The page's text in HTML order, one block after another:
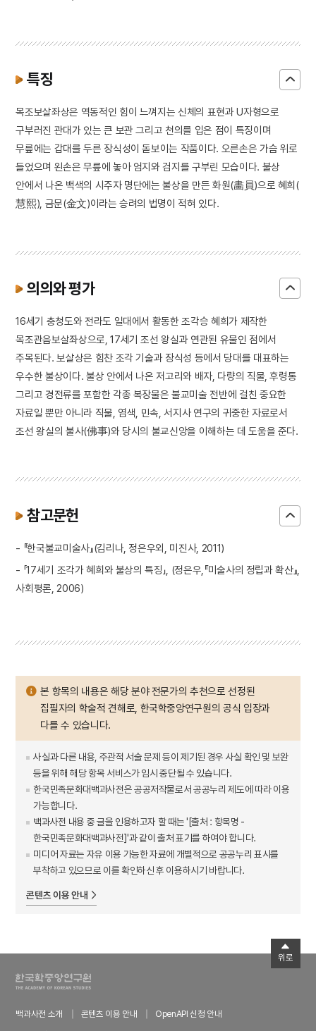
특징
목조보살좌상은 역동적인 힘이 느껴지는 신체의 표현과 U자형으로
구부러진 관대가 있는 큰 보관 그리고 천의를 입은 점이 특징이며
무릎에는 갑대를 두른 장식성이 돋보이는 작품이다. 오른손은 가슴 위로
들었으며 왼손은 무릎에 놓아 엄지와 검지를 구부린 모습이다. 불상
안에서 나온 백색의 시주자 명단에는 불상을 만든 화원(畵員)으로 혜희(
慧熙), 금문(金文)이라는 승려의 법명이 적혀 있다.
의의와 평가
16세기 충청도와 전라도 일대에서 활동한 조각승 혜희가 제작한
목조관음보살좌상으로, 17세기 조선 왕실과 연관된 유물인 점에서
주목된다. 보살상은 힘찬 조각 기술과 장식성 등에서 당대를 대표하는
우수한 불상이다. 불상 안에서 나온 저고리와 배자, 다량의 직물, 후령통
그리고 경전류를 포함한 각종 복장물은 불교미술 전반에 걸친 중요한
자료일 뿐만 아니라 직물, 염색, 민속, 서지사 연구의 귀중한 자료로서
조선 왕실의 불사(佛事)와 당시의 불교신앙을 이해하는 데 도움을 준다.
참고문헌
- 『한국불교미술사』(김리나, 정은우외, 미진사, 2011)
- 「17세기 조각가 혜희와 불상의 특징」, (정은우,『미술사의 정립과 확산』,
사회평론, 2006)
본 항목의 내용은 해당 분야 전문가의 추천으로 선정된
집필자의 학술적 견해로, 한국학중앙연구원의 공식 입장과
다를 수 있습니다.
사실과 다른 내용, 주관적 서술 문제 등이 제기된 경우 사실 확인 및 보완
등을 위해 해당 항목 서비스가 임시 중단될 수 있습니다.
한국민족문화대백과사전은 공공저작물로서 공공누리 제도에 따라 이용
가능합니다.
백과사전 내용 중 글을 인용하고자 할 때는 '[출처 : 항목명 -
한국민족문화대백과사전]'과 같이 출처 표기를 하여야 합니다.
미디어 자료는 자유 이용 가능한 자료에 개별적으로 공공누리 표시를
부착하고 있으므로 이를 확인하신 후 이용하시기 바랍니다.
콘텐츠 이용 안내
백과사전 소개 콘텐츠 이용 안내
OpenAPI 신청 안내
위로